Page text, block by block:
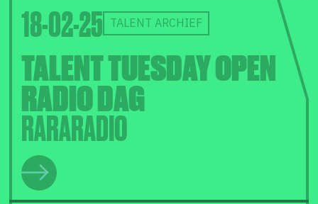
18-02-25 TALENT ARCHIEF
TALENT TUESDAY OPEN
RADIO DAG
RARARADIO